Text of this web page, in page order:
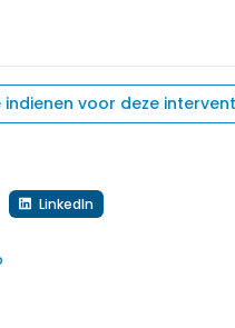
indienen voor deze
LinkedIn